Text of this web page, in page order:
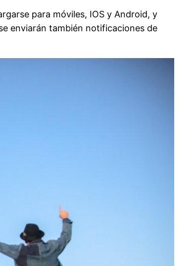
para móviles, IOS y Android, y
enviarán también notificaciones de